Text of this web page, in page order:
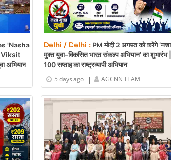
'Nasha
Viksit
अभियान
Delhi / Delhi : PM मोदी 2 अगस्त को करेंगे ‘नशा
मुक्त युवा–विकसित भारत संकल्प अभियान’ का शुभारंभ |
100 सप्ताह का राष्ट्रव्यापी अभियान
5 days ago
| AGCNN TEAM